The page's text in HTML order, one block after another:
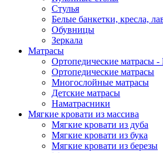
Стулья
Белые банкетки, кресла,
Обувницы
Зеркала
Матрасы
Ортопедические матрасы
Ортопедические матрасы
Многослойные матрасы
Детские матрасы
Наматрасники
Мягкие кровати из массива
Мягкие кровати из дуба
Мягкие кровати из бука
Мягкие кровати из березы